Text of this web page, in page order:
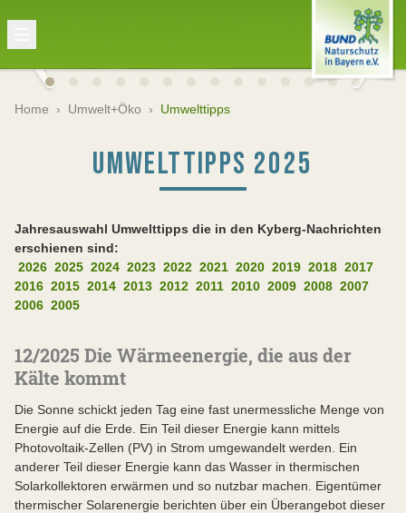
Home › Umwelt+Öko › Umwelttipps
UMWELTTIPPS 2025
Jahresauswahl Umwelttipps die in den Kyberg-Nachrichten
erschienen sind:
2026 2025 2024 2023 2022 2021 2020 2019 2018 2017
2016 2015 2014 2013 2012 2011 2010 2009 2008 2007
2006 2005
12/2025 Die Wärmeenergie, die aus der
Kälte kommt
Die Sonne schickt jeden Tag eine fast unermessliche Menge von
Energie auf die Erde. Ein Teil dieser Energie kann mittels
Photovoltaik-Zellen (PV) in Strom umgewandelt werden. Ein
anderer Teil dieser Energie kann das Wasser in thermischen
Solarkollektoren erwärmen und so nutzbar machen. Eigentümer
thermischer Solarenergie berichten über ein Überangebot dieser